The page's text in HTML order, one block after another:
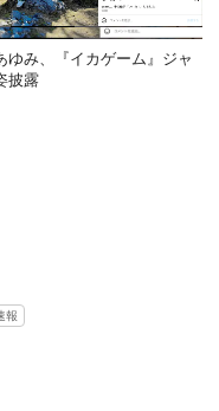
ゆみ、『イカゲーム』ジャ
披露
報